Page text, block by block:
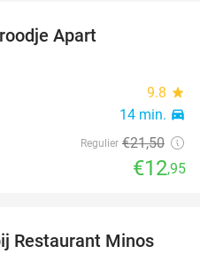
Apart
9.8 star
14 min. directions_car
Regulier €21,50
€12,95
30%
Restaurant Minos